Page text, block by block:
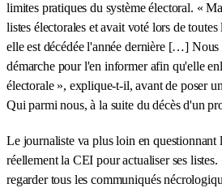
limites pratiques du système électoral. «
listes électorales et avait voté lors de toutes
elle est décédée l'année dernière […] Nous
démarche pour l'en informer afin qu'elle
électorale », explique-t-il, avant de poser
Qui parmi nous, à la suite du décès d'un
Le journaliste va plus loin en questionnant
réellement la CEI pour actualiser ses
regarder tous les communiqués